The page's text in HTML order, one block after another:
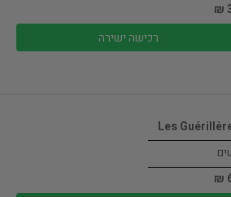
רכישה ישירה
Les